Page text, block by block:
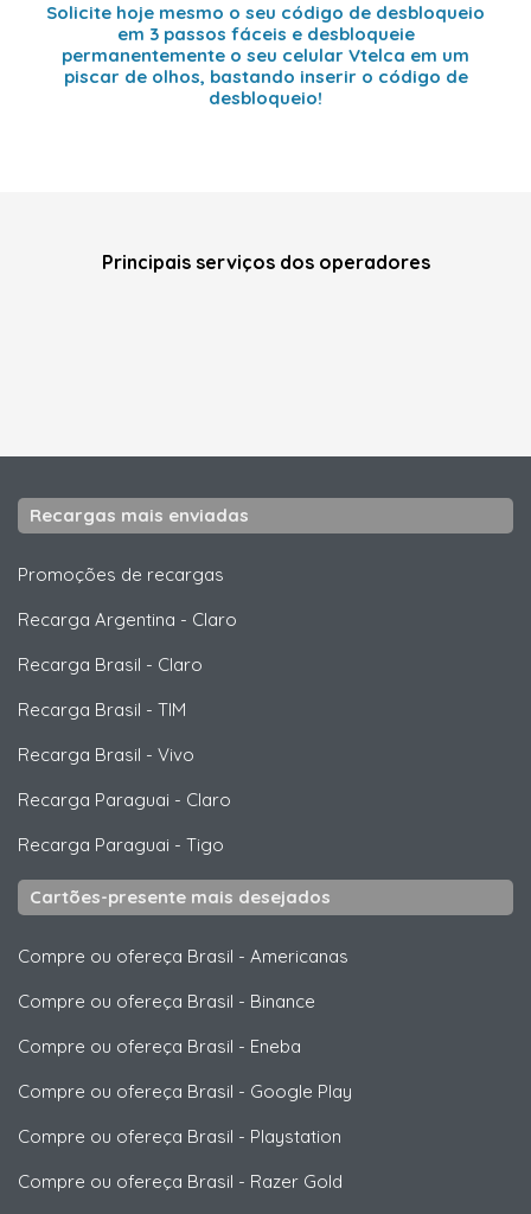
Solicite hoje mesmo o seu código de desbloqueio
em 3 passos fáceis e desbloqueie
permanentemente o seu celular Vtelca em um
piscar de olhos, bastando inserir o código de
desbloqueio!
Principais serviços dos operadores
Recargas mais enviadas
Promoções de recargas
Recarga Argentina - Claro
Recarga Brasil - Claro
Recarga Brasil - TIM
Recarga Brasil - Vivo
Recarga Paraguai - Claro
Recarga Paraguai - Tigo
Cartões-presente mais desejados
Compre ou ofereça Brasil - Americanas
Compre ou ofereça Brasil - Binance
Compre ou ofereça Brasil - Eneba
Compre ou ofereça Brasil - Google Play
Compre ou ofereça Brasil - Playstation
Compre ou ofereça Brasil - Razer Gold